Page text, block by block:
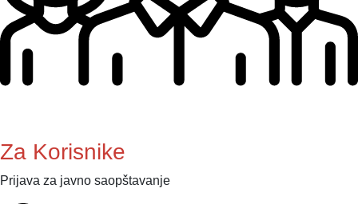
Za Korisnike
Prijava za javno saopštavanje